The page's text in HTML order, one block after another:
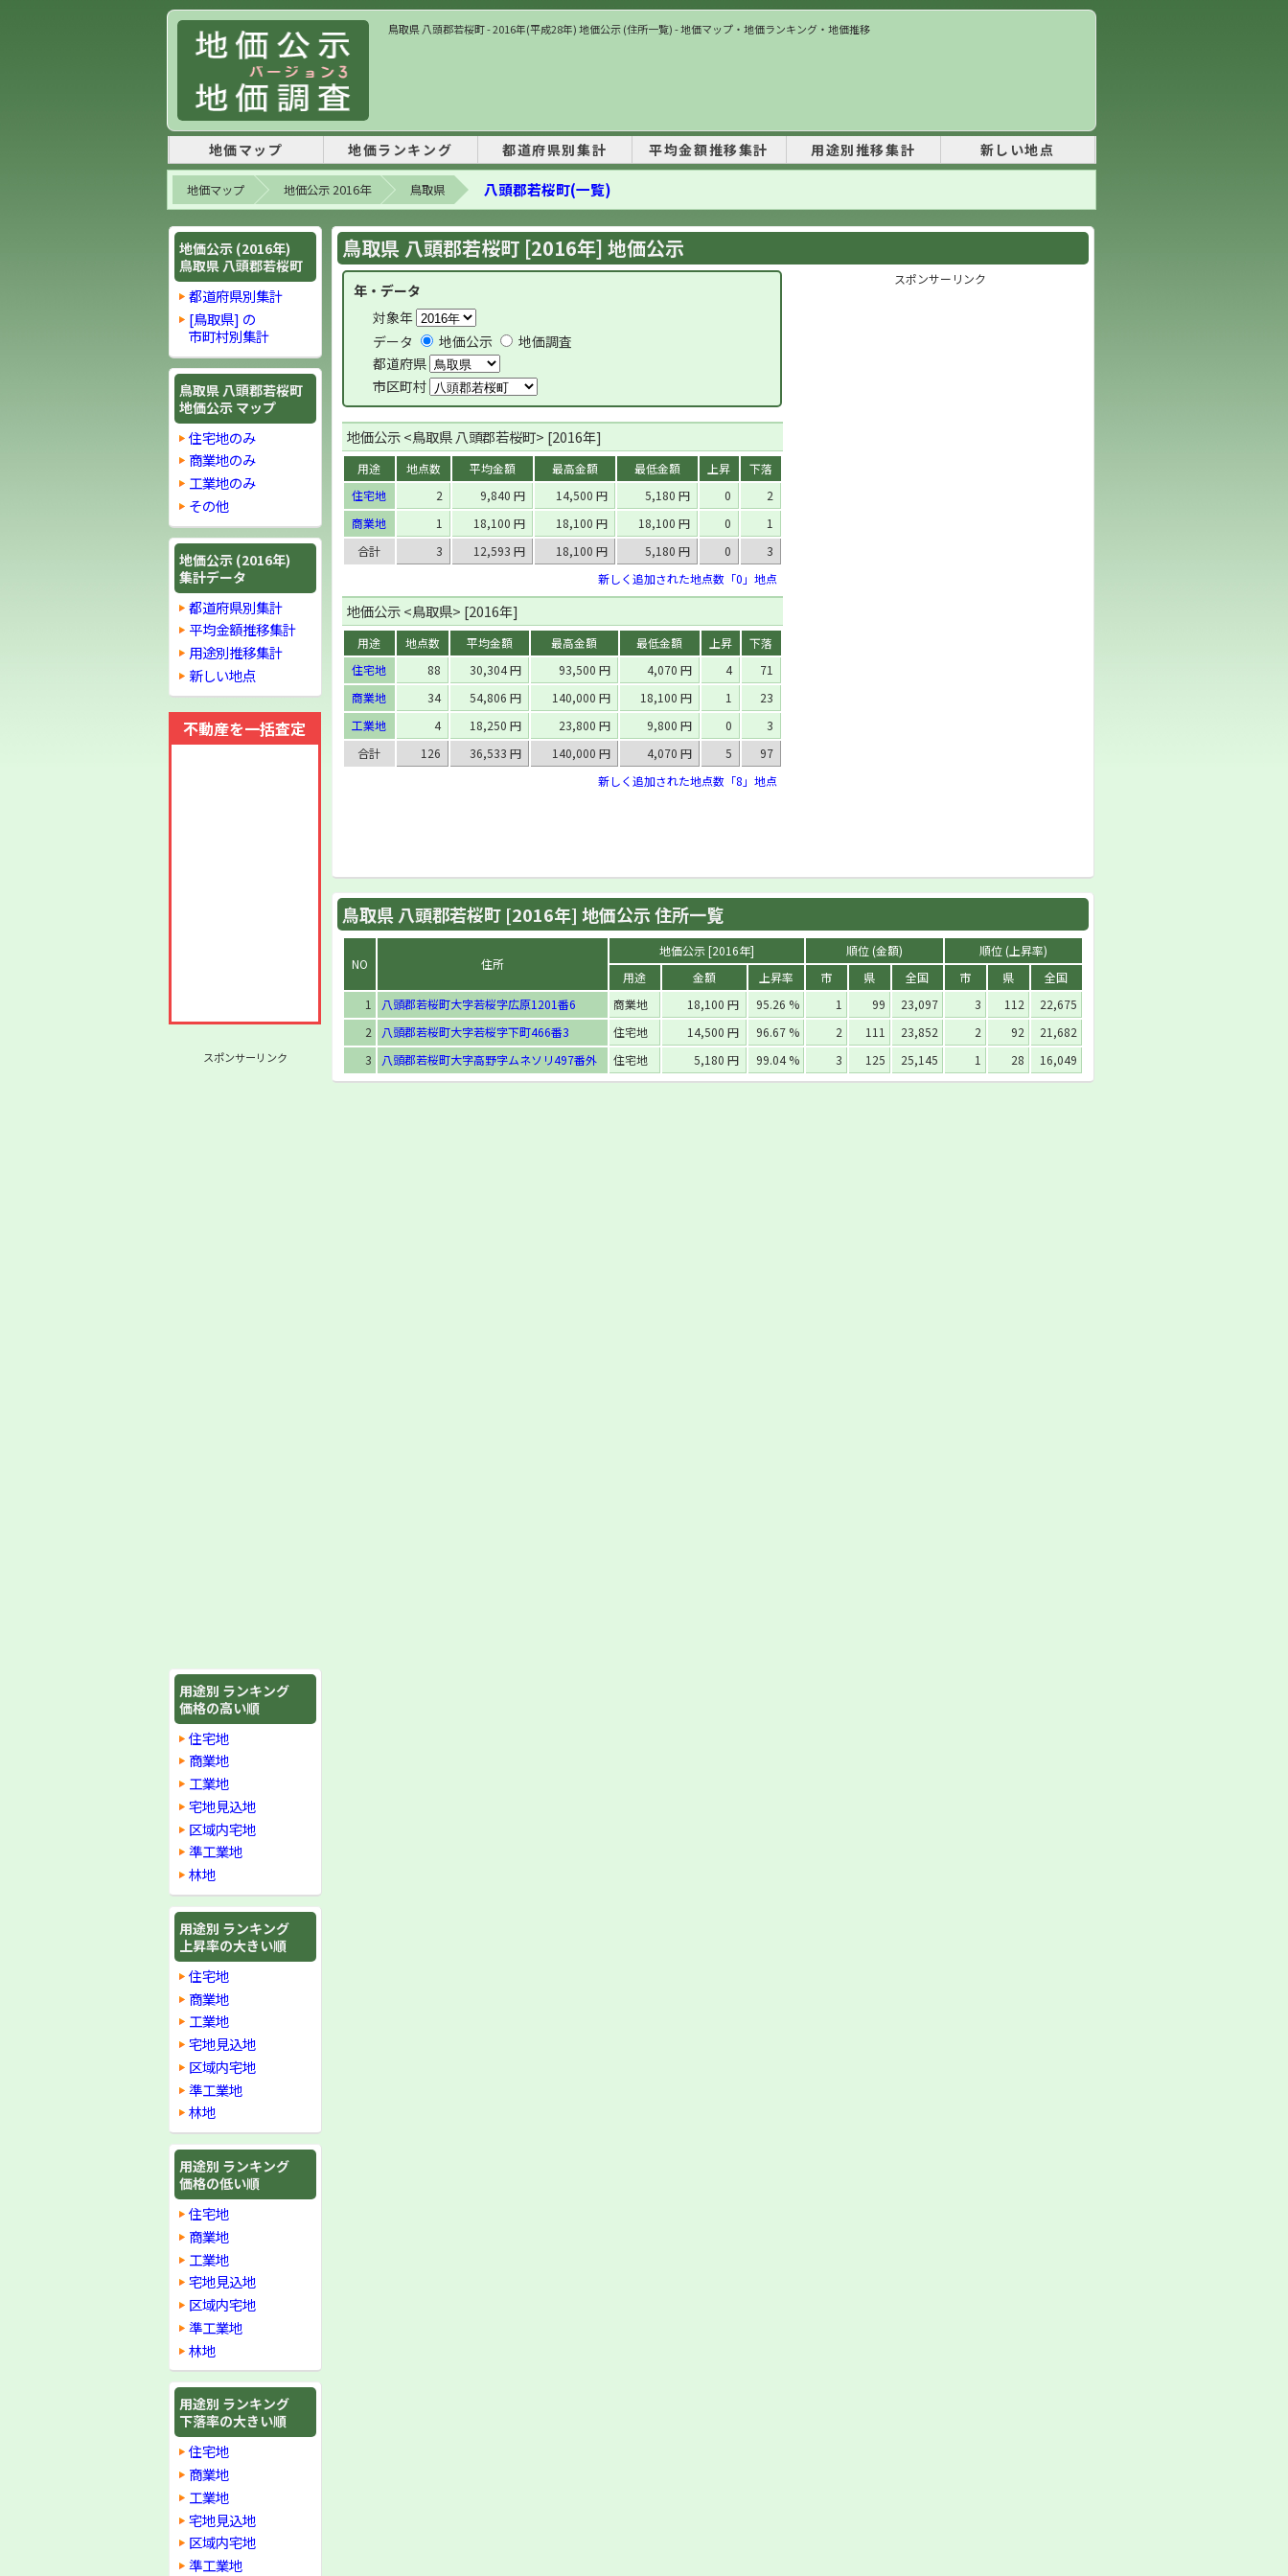
鳥取県 八頭郡若桜町 - 2016年(平成28年) 地価公示 (住所一覧) - 地価マップ・地価ランキング・地価推移
地価マップ 地価ランキング 都道府県別集計 平均金額推移集計 用途別推移集計 新しい地点
地価マップ 地価公示 2016年 鳥取県 八頭郡若桜町(一覧)
地価公示 (2016年)
鳥取県 八頭郡若桜町
都道府県別集計
[鳥取県] の
市町村別集計
鳥取県 八頭郡若桜町
地価公示 マップ
住宅地のみ
商業地のみ
工業地のみ
その他
地価公示 (2016年)
集計データ
都道府県別集計
平均金額推移集計
用途別推移集計
新しい地点
不動産を一括査定
スポンサーリンク
用途別 ランキング
価格の高い順
住宅地
商業地
工業地
宅地見込地
区域内宅地
準工業地
林地
用途別 ランキング
上昇率の大きい順
住宅地
商業地
工業地
宅地見込地
区域内宅地
準工業地
林地
用途別 ランキング
価格の低い順
住宅地
商業地
工業地
宅地見込地
区域内宅地
準工業地
林地
用途別 ランキング
下落率の大きい順
住宅地
商業地
工業地
宅地見込地
区域内宅地
準工業地
鳥取県 八頭郡若桜町 [2016年] 地価公示
年・データ
対象年
データ
地価公示
地価調査
都道府県
市区町村
地価公示 <鳥取県 八頭郡若桜町> [2016年]
用途 地点数 平均金額 最高金額 最低金額 上昇
下落
住宅地
2 9,840 円 14,500 円 5,180 円 0
2
商業地
1 18,100 円 18,100 円 18,100 円 0
1
合計
3 12,593 円 18,100 円 5,180 円 0
3
新しく追加された地点数「0」地点
地価公示 <鳥取県> [2016年]
用途 地点数 平均金額 最高金額 最低金額 上昇
下落
住宅地
88 30,304 円 93,500 円 4,070 円 4
71
商業地
34 54,806 円 140,000 円 18,100 円 1
23
工業地
4 18,250 円 23,800 円 9,800 円 0
3
合計
126 36,533 円 140,000 円 4,070 円 5
97
新しく追加された地点数「8」地点
スポンサーリンク
鳥取県 八頭郡若桜町 [2016年] 地価公示 住所一覧
NO 住所
地価公示 [2016年] 順位 (金額)
順位 (上昇率)
用途
金額 上昇率 市 県 全国 市 県
全国
1
八頭郡若桜町大字若桜字広原1201番6 商業地 18,100 円 95.26 % 1 99 23,097 3 112
22,675
2
八頭郡若桜町大字若桜字下町466番3 住宅地 14,500 円 96.67 % 2 111 23,852 2 92
21,682
3
八頭郡若桜町大字高野字ムネソリ497番外 住宅地 5,180 円 99.04 % 3 125 25,145 1 28 16,049